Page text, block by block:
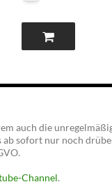
auch die
ab sofort nur noch
Channel.